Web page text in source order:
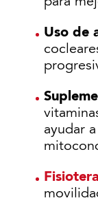
Uso de
ayudar